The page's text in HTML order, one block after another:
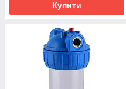
Купити